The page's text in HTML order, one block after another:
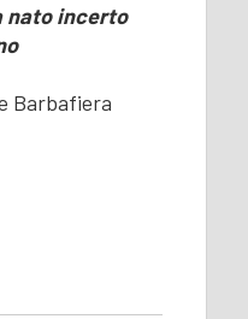
nato incerto
Barbafiera